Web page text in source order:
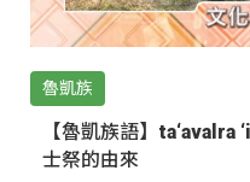
魯凱族
【魯凱族語】
士祭的由來